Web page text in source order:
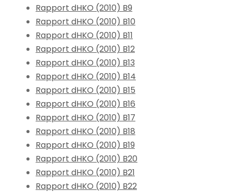
Rapport dHKO (2010) B9
Rapport dHKO (2010) B10
Rapport dHKO (2010) B11
Rapport dHKO (2010) B12
Rapport dHKO (2010) B13
Rapport dHKO (2010) B14
Rapport dHKO (2010) B15
Rapport dHKO (2010) B16
Rapport dHKO (2010) B17
Rapport dHKO (2010) B18
Rapport dHKO (2010) B19
Rapport dHKO (2010) B20
Rapport dHKO (2010) B21
Rapport dHKO (2010) B22